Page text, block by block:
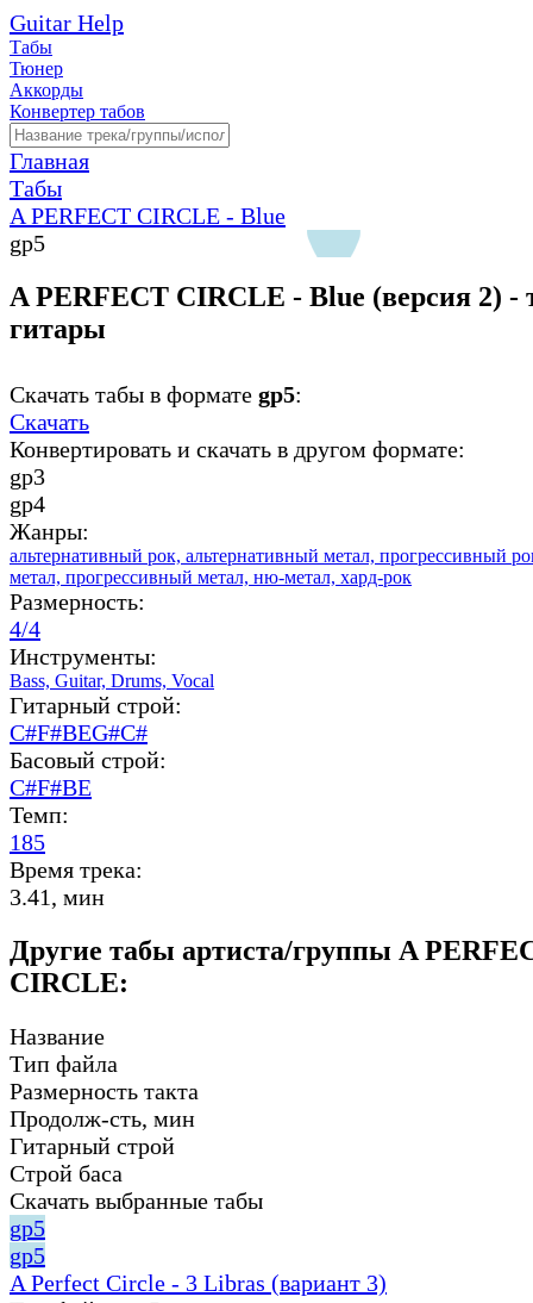
Guitar Help
Табы
Тюнер
Аккорды
Конвертер табов
Главная
Табы
A PERFECT CIRCLE - Blue
gp5
A PERFECT CIRCLE - Blue (версия 2) -
гитары
Скачать табы в формате gp5:
Скачать
Конвертировать и скачать в другом формате:
gp3
gp4
Жанры:
альтернативный рок, альтернативный метал, прогрессивный
метал, прогрессивный метал, ню-метал, хард-рок
Размерность:
4/4
Инструменты:
Bass, Guitar, Drums, Vocal
Гитарный строй:
C#F#BEG#C#
Басовый строй:
C#F#BE
Темп:
185
Время трека:
3.41, мин
Другие табы артиста/группы A
CIRCLE:
Название
Тип файла
Размерность такта
Продолж-сть, мин
Гитарный строй
Строй баса
Скачать выбранные табы
gp5
gp5
A Perfect Circle - 3 Libras (вариант 3)